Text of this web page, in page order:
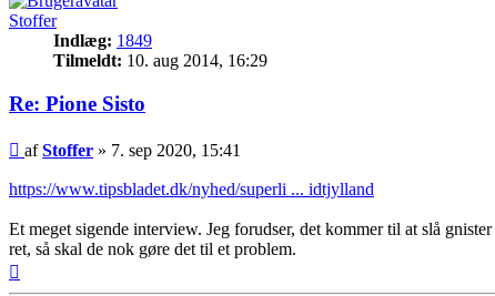
Stoffer
Indlæg: 1849
Tilmeldt: 10. aug 2014, 16:29
Re: Pione Sisto
Indlæg
afStoffer » 7. sep 2020, 15:41
https://www.tipsbladet.dk/nyhed/superli ... idtjylland
Et meget sigende interview. Jeg forudser, det kommer til at slå
ret, så skal de nok gøre det til et problem.